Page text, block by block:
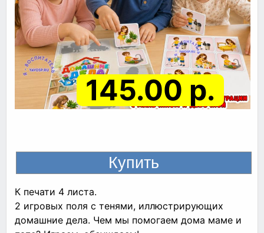
145.00 р.
К печати 4 листа.
2 игровых поля с тенями, иллюстрирующих
домашние дела. Чем мы помогаем дома маме и